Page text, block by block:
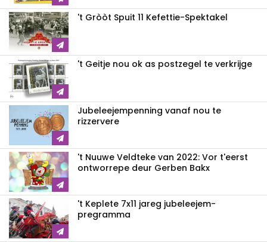
't Gròòt Spuit 11 Kefettie-Spektakel
't Geitje nou ok as postzegel te verkrijge
Jubeleejempenning vanaf nou te
rizzervere
't Nuuwe Veldteke van 2022: Vor t'eerst
ontworrepe deur Gerben Bakx
't Keplete 7x11 jareg jubeleejem-
pregramma